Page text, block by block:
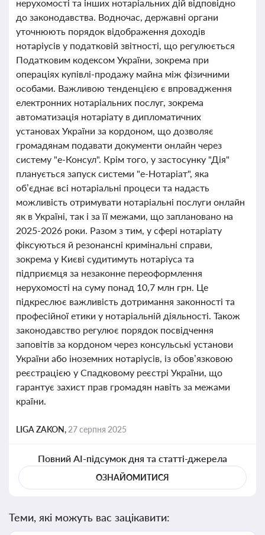
нерухомості та інших нотаріальних дій відповідно
до законодавства. Водночас, державні органи
уточнюють порядок відображення доходів
нотаріусів у податковій звітності, що регулюється
Податковим кодексом України, зокрема при
операціях купівлі-продажу майна між фізичними
особами. Важливою тенденцією є впровадження
електронних нотаріальних послуг, зокрема
автоматизація нотаріату в дипломатичних
установах України за кордоном, що дозволяє
громадянам подавати документи онлайн через
систему "е-Консул". Крім того, у застосунку "Дія"
планується запуск системи "е-Нотаріат", яка
об’єднає всі нотаріальні процеси та надасть
можливість отримувати нотаріальні послуги онлайн
як в Україні, так і за її межами, що заплановано на
2025-2026 роки. Разом з тим, у сфері нотаріату
фіксуються й резонансні кримінальні справи,
зокрема у Києві судитимуть нотаріуса та
підприємця за незаконне переоформлення
нерухомості на суму понад 10,7 млн грн. Це
підкреслює важливість дотримання законності та
професійної етики у нотаріальній діяльності. Також
законодавство регулює порядок посвідчення
заповітів за кордоном через консульські установи
України або іноземних нотаріусів, із обов’язковою
реєстрацією у Спадковому реєстрі України, що
гарантує захист прав громадян навіть за межами
країни.
LIGA ZAKON, 27 серпня 2025
Повний AI-підсумок дня та статті-джерела
ОЗНАЙОМИТИСЯ
Теми, які можуть вас зацікавити: